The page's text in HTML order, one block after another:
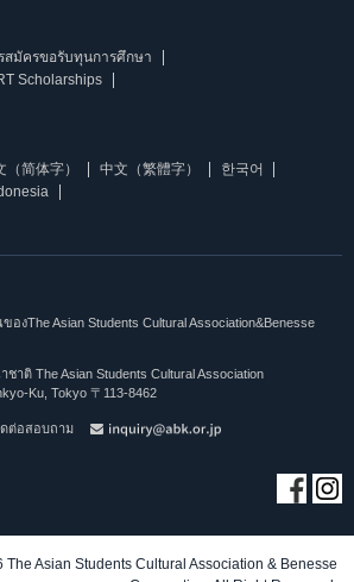
สมัครขอรับทุนการศึกษา
Scholarships
（简体字） 中文（繁體字）
한국어
งThe Asian Students Cultural Association&Benesse
ติ The Asian Students Cultural Association
Ku, Tokyo 〒113-8462
ต่อสอบถาม
Asian Students Cultural Association & Benesse